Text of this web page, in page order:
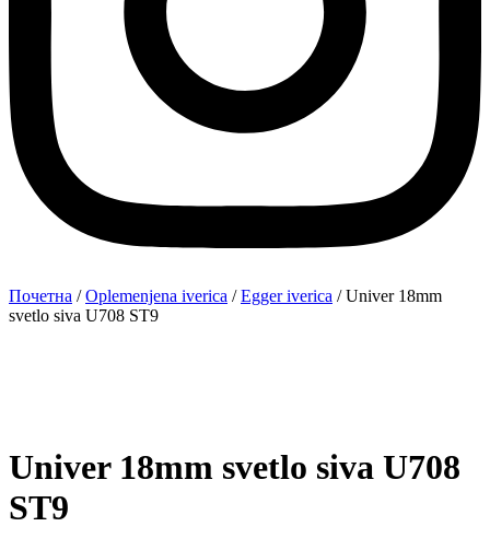
Почетна /Oplemenjena iverica /Egger iverica / Univer 18mm
svetlo siva U708 ST9
Univer 18mm svetlo siva U708
ST9